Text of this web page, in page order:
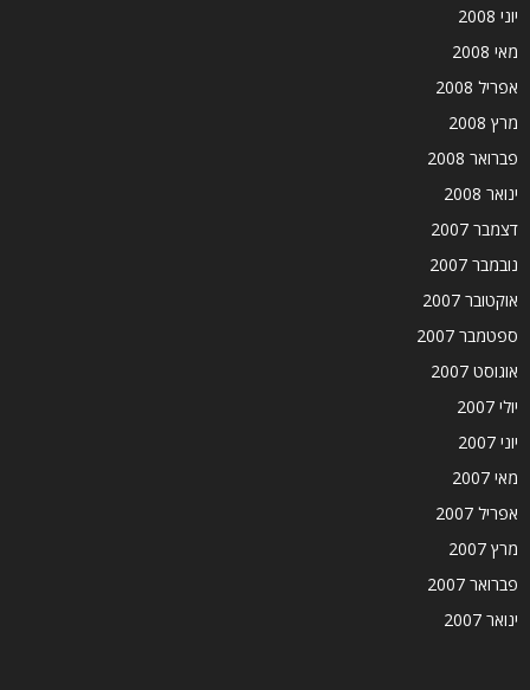
יוני 2008
מאי 2008
אפריל 2008
מרץ 2008
פברואר 2008
ינואר 2008
דצמבר 2007
נובמבר 2007
אוקטובר 2007
ספטמבר 2007
אוגוסט 2007
יולי 2007
יוני 2007
מאי 2007
אפריל 2007
מרץ 2007
פברואר 2007
ינואר 2007